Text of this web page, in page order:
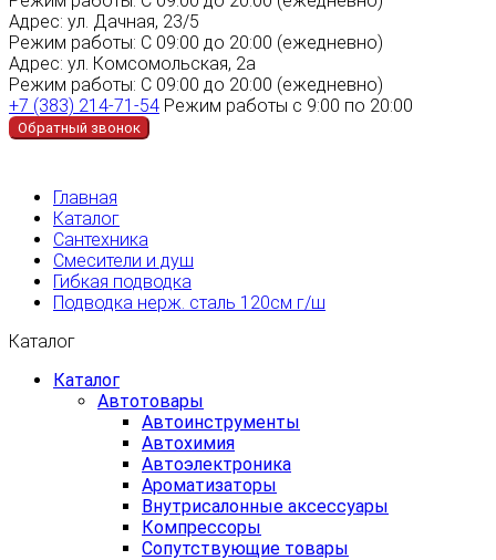
Адрес: ул. Дачная, 23/5
Режим работы: С 09:00 до 20:00 (ежедневно)
Адрес: ул. Комсомольская, 2а
Режим работы: С 09:00 до 20:00 (ежедневно)
+7 (383) 214-71-54 Режим работы с 9:00 по 20:00
Обратный звонок
Главная
Каталог
Сантехника
Смесители и душ
Гибкая подводка
Подводка нерж. сталь 120см г/ш
Каталог
Каталог
Автотовары
Автоинструменты
Автохимия
Автоэлектроника
Ароматизаторы
Внутрисалонные аксессуары
Компрессоры
Сопутствующие товары